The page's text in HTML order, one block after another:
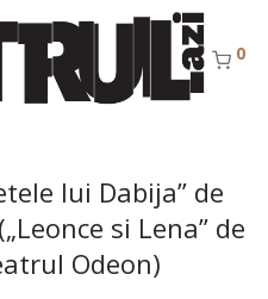
0
lui Dabija” de
si Lena” de
Odeon)